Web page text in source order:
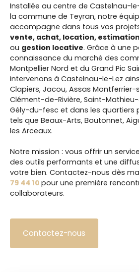
Installée au centre de Castelnau-
la commune de Teyran, notre
accompagne dans tous vos
vente, achat, location,
ou gestion locative. Grâce à une
connaissance du marché des
Montpellier Nord et du Grand Pic
intervenons à Castelnau-le-Lez
Clapiers, Jacou, Assas Montferrier-
Clément-de-Rivière, Saint-
Gély-du-fesc et dans les quartiers
tels que Beaux-Arts, Boutonnet,
les Arceaux.
Notre mission : vous offrir un
des outils performants et une
votre bien. Contactez-nous dès
79 44 10 pour une première
collaborateurs.
Contactez-nous